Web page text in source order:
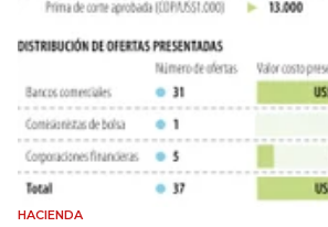
HACIENDA